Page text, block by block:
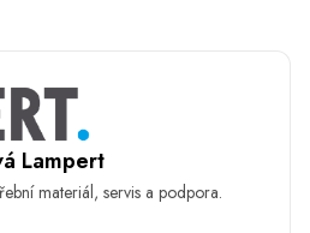
Lampert
materiál, servis a podpora.